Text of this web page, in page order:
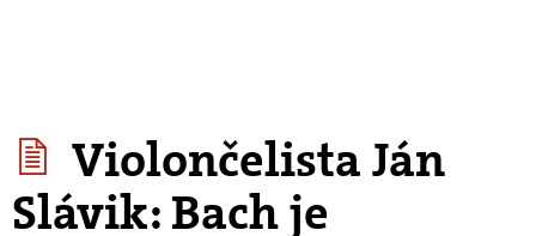
Violončelista Ján
Slávik: Bach je